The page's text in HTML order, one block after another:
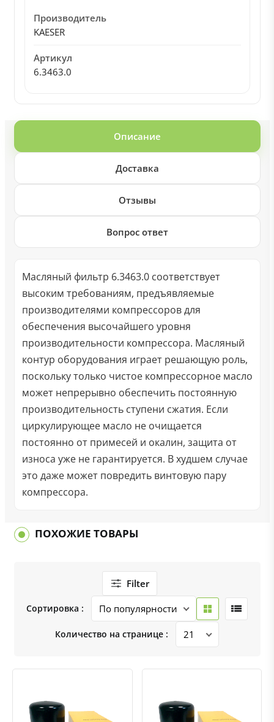
Производитель
KAESER
Артикул
6.3463.0
Описание
Доставка
Отзывы
Вопрос ответ
Масляный фильтр 6.3463.0 соответствует
высоким требованиям, предъявляемые
производителями компрессоров для
обеспечения высочайшего уровня
производительности компрессора. Масляный
контур оборудования играет решающую роль,
поскольку только чистое компрессорное масло
может непрерывно обеспечить постоянную
производительность ступени сжатия. Если
циркулирующее масло не очищается
постоянно от примесей и окалин, защита от
износа уже не гарантируется. В худшем случае
это даже может повредить винтовую пару
компрессора.
ПОХОЖИЕ ТОВАРЫ
Filter
Сортировка :
Количество на странице :